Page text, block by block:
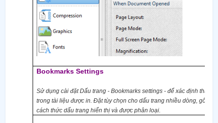
Bookmarks Settings
Sử dụng cài đặt Dấu trang - Bookmarks settings - để xác định tham
trong tài liệu được in. Đặt tùy chọn cho dấu trang nhiều dòng, gốc
cách thức dấu trang hiển thị và được phân loại.